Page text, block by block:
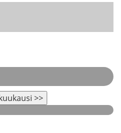
>>